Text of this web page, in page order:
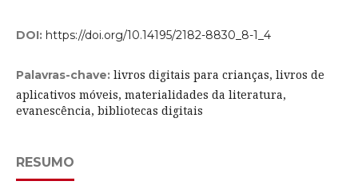
DOI: https://doi.org/10.14195/2182-8830_8-1_4
Palavras-chave: livros digitais para crianças, livros de
aplicativos móveis, materialidades da literatura,
evanescência, bibliotecas digitais
RESUMO